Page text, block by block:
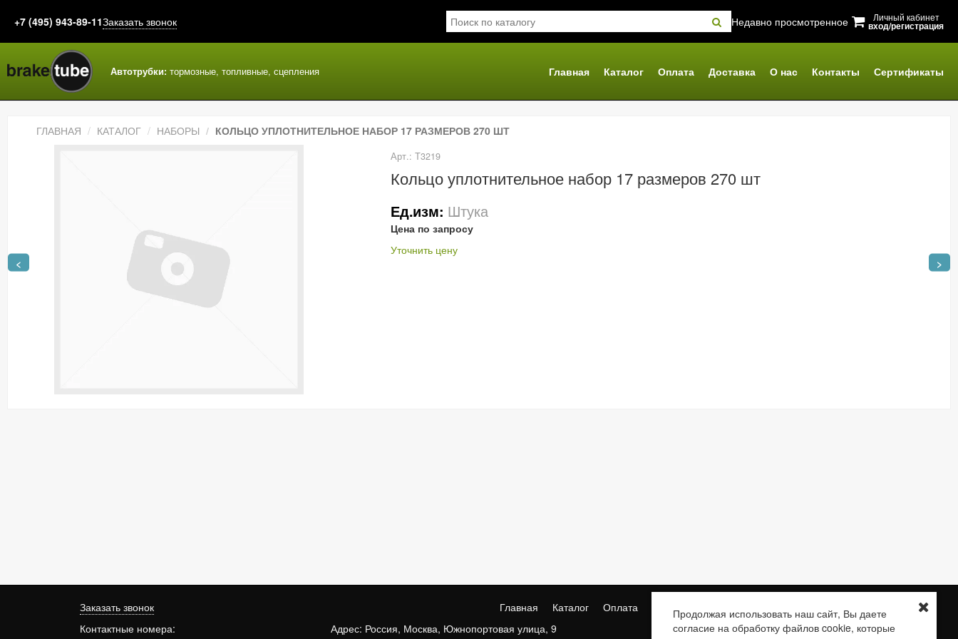
+7 (495) 943-89-11Заказать звонок Недавно просмотренное Личный кабинет
вход/регистрация
Автотрубки: тормозные, топливные, сцепления Главная Каталог Оплата Доставка О нас Контакты Сертификаты
< >
ГЛАВНАЯ КАТАЛОГ НАБОРЫ КОЛЬЦО УПЛОТНИТЕЛЬНОЕ НАБОР 17 РАЗМЕРОВ 270 ШТ
Арт.: Т3219
Кольцо уплотнительное набор 17 размеров 270 шт
Ед.изм: Штука
Цена по запросу
Уточнить цену
Заказать звонок Главная Каталог Оплата Доставка
Сертификаты
Контактные номера:
Адрес: Россия, Москва, Южнопортовая улица, 9
E-mail:braketube.info@braketube.ru
Продолжая использовать наш сайт, Вы даете
согласие на обработку файлов cookie, которые